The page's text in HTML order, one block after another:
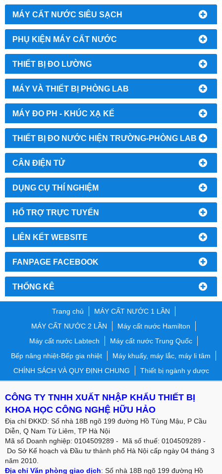
MÁY CẤT NƯỚC SIÊU SẠCH
PHỤ KIỆN MÁY CẤT NƯỚC
THIẾT BỊ ĐO LƯỜNG
MÁY VÀ THIẾT BỊ PHÒNG LAB
MÁY ĐO PH - KHÚC XẠ KẾ
THIẾT BỊ ĐO NƯỚC HIỆN TRƯỜNG-PHÒNG LAB
CÂN ĐIỆN TỬ
DỤNG CỤ THÍ NGHIỆM
HỔ TRỢ TRỰC TUYẾN
LIÊN KẾT WEBSITE
FANPAGE FACEBOOK
THỐNG KÊ
Trang chủ
MÁY CẤT NƯỚC 1 LẦN
MÁY CẤT NƯỚC 2 LẦN
Máy cất nước Hamilton
Máy cất nước Labtech
Máy cất nước Trung Quốc
Bếp nâng nhiệt-Bếp gia nhiệt
Máy khuấy, máy lắc, máy li tâm
CHÍNH SÁCH VÀ QUY ĐỊNH CHUNG
Thiết bị ngành y dược
CÔNG TY TNHH XUẤT NHẬP KHẨU THIẾT BỊ
KHOA HỌC CÔNG NGHỆ HỮU HẢO
Địa chỉ ĐKKD: Số nhà 18B ngõ 199 đường Hồ Tùng Mậu, P Cầu
Diễn, Q Nam Từ Liêm, TP Hà Nội
Mã số Doanh nghiệp: 0104509289 - Mã số thuế: 0104509289 -
Do Sở Kế hoạch và Đầu tư thành phố Hà Nội cấp ngày 04 tháng 3
năm 2010.
Địa chỉ Văn phòng giao dịch: Số nhà 18B ngõ 199 đường Hồ